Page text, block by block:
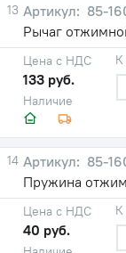
13
85-
Рычаг
Наличие
Цена с НДС
133 руб.
К
14
85-
Пружина
Цена с НДС
40 руб.
К